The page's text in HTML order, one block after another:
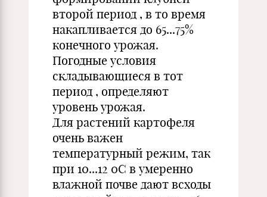
второй период , в то время
накапливается до 65...75%
конечного урожая.
Погодные условия
складывающиеся в тот
период , определяют
уровень урожая.
Для растений картофеля
очень важен
температурный режим, так
при 10...12 0С в умеренно
влажной почве дают всходы